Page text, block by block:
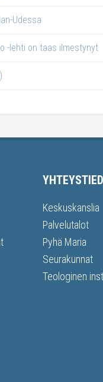
Udessa
-lehti on taas ilmestynyt
Keskuskanslia
Palvelutalot
Pyhä Maria
Seurakunnat
Teologinen